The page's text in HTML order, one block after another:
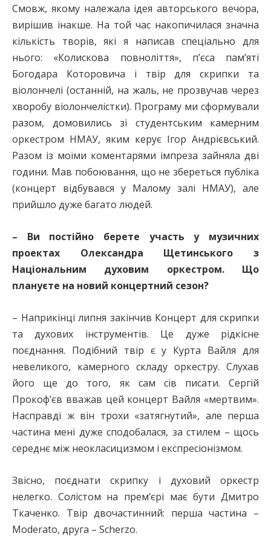
Смовж, якому належала ідея авторського вечора,
вирішив інакше. На той час накопичилася значна
кількість творів, які я написав спеціально для
нього: «Колискова повноліття», п’єса пам’яті
Богодара Которовича і твір для скрипки та
віолончелі (останній, на жаль, не прозвучав через
хворобу віолончелістки). Програму ми сформували
разом, домовились зі студентським камерним
оркестром НМАУ, яким керує Ігор Андрієвський.
Разом із моїми коментарями імпреза зайняла дві
години. Мав побоювання, що не збереться публіка
(концерт відбувався у Малому залі НМАУ), але
прийшло дуже багато людей.
– Ви постійно берете участь у музичних
проектах Олександра Щетинського з
Національним духовим оркестром. Що
плануєте на новий концертний сезон?
– Наприкінці липня закінчив Концерт для скрипки
та духових інструментів. Це дуже рідкісне
поєднання. Подібний твір є у Курта Вайля для
невеликого, камерного складу оркестру. Слухав
його ще до того, як сам сів писати. Сергій
Прокоф’єв вважав цей концерт Вайля «мертвим».
Насправді ж він трохи «затягнутий», але перша
частина мені дуже сподобалася, за стилем – щось
середнє між неокласицизмом і експресіонізмом.
Звісно, поєднати скрипку і духовий оркестр
нелегко. Солістом на прем’єрі має бути Дмитро
Ткаченко. Твір двочастинний: перша частина –
Moderato, друга – Scherzo.